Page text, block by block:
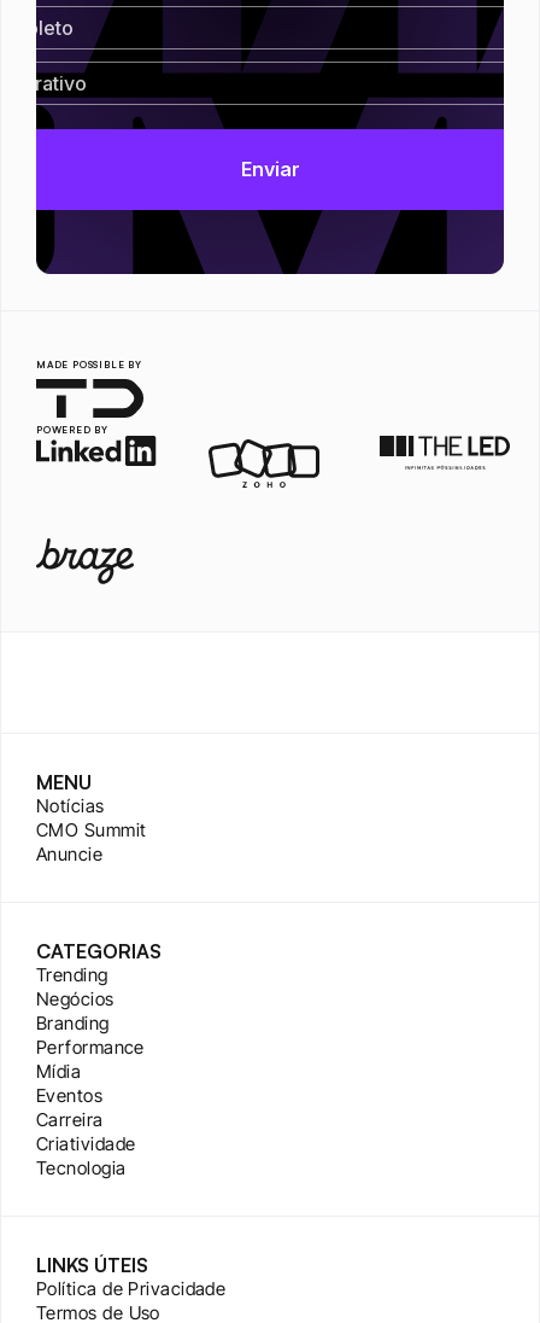
MADE POSSIBLE BY
POWERED BY
MENU
Notícias
CMO Summit
Anuncie
CATEGORIAS
Trending
Negócios
Branding
Performance
Mídia
Eventos
Carreira
Criatividade
Tecnologia
LINKS ÚTEIS
Política de Privacidade
Termos de Uso